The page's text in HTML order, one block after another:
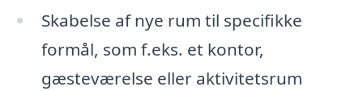
Skabelse af nye rum til specifikke
formål, som f.eks. et kontor,
gæsteværelse eller aktivitetsrum